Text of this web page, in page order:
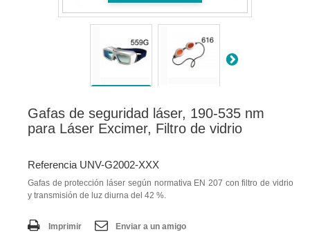
Gafas de seguridad láser, 190-535 nm
para Láser Excimer, Filtro de vidrio
Referencia UNV-G2002-XXX
Gafas de protección láser según normativa EN 207 con filtro de vidrio
y transmisión de luz diurna del 42 %.
Imprimir Enviar a un amigo